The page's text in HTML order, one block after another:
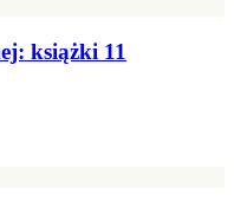
książki 11